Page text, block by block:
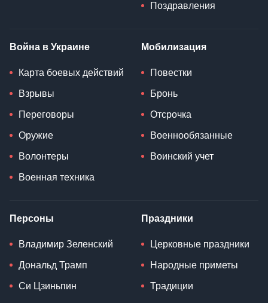
Поздравления
Война в Украине
Карта боевых действий
Взрывы
Переговоры
Оружие
Волонтеры
Военная техника
Мобилизация
Повестки
Бронь
Отсрочка
Военнообязанные
Воинский учет
Персоны
Владимир Зеленский
Дональд Трамп
Си Цзиньпин
Праздники
Церковные праздники
Народные приметы
Традиции